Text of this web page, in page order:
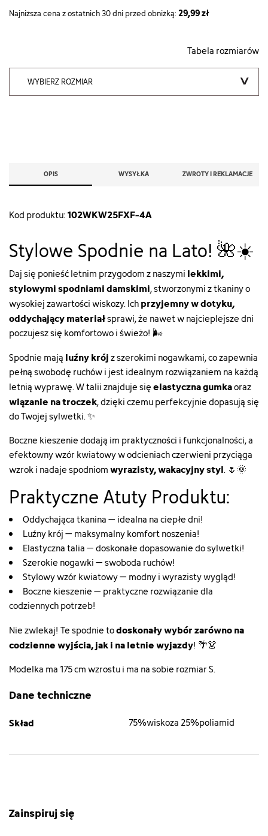
Najniższa cena z ostatnich 30 dni przed obniżką: 29,99 zł
Tabela rozmiarów
WYBIERZ ROZMIAR
OPIS WYSYŁKA ZWROTY I REKLAMACJE
Kod produktu:102WKW25FXF-4A
Stylowe Spodnie na Lato! 🌺☀️
Daj się ponieść letnim przygodom z naszymi lekkimi,
stylowymi spodniami damskimi, stworzonymi z tkaniny o
wysokiej zawartości wiskozy. Ichprzyjemny w dotyku,
oddychający materiałsprawi, że nawet w najcieplejsze dni
poczujesz się komfortowo i świeżo! 🌬️
Spodnie mają luźny krójz szerokimi nogawkami, co zapewnia
pełną swobodę ruchów i jest idealnym rozwiązaniem na każdą
letnią wyprawę. W talii znajduje sięelastyczna gumkaoraz
wiązanie na troczek, dzięki czemu perfekcyjnie dopasują się
do Twojej sylwetki. ✨
Boczne kieszenie dodają im praktyczności i funkcjonalności, a
efektowny wzór kwiatowy w odcieniach czerwieni przyciąga
wzrok i nadaje spodniomwyrazisty, wakacyjny styl. 🌷🌞
Praktyczne Atuty Produktu:
Oddychająca tkanina – idealna na ciepłe dni!
Luźny krój – maksymalny komfort noszenia!
Elastyczna talia – doskonałe dopasowanie do sylwetki!
Szerokie nogawki – swoboda ruchów!
Stylowy wzór kwiatowy – modny i wyrazisty wygląd!
Boczne kieszenie – praktyczne rozwiązanie dla
codziennych potrzeb!
Nie zwlekaj! Te spodnie todoskonały wybór zarówno na
codzienne wyjścia, jak i na letnie wyjazdy! 🌴👗
Modelka ma 175 cm wzrostu i ma na sobie rozmiar S.
Dane techniczne
Skład 75%wiskoza 25%poliamid
Zainspiruj się